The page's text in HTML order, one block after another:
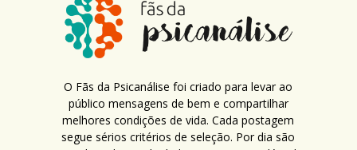
O Fãs da Psicanálise foi criado para levar ao
público mensagens de bem e compartilhar
melhores condições de vida. Cada postagem
segue sérios critérios de seleção. Por dia são